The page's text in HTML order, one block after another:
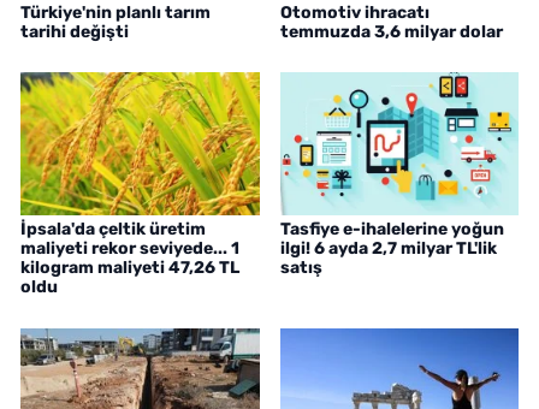
Türkiye'nin planlı tarım
tarihi değişti
Otomotiv ihracatı
temmuzda 3,6 milyar dolar
İpsala'da çeltik üretim
maliyeti rekor seviyede... 1
kilogram maliyeti 47,26 TL
oldu
Tasfiye e-ihalelerine yoğun
ilgi! 6 ayda 2,7 milyar TL'lik
satış